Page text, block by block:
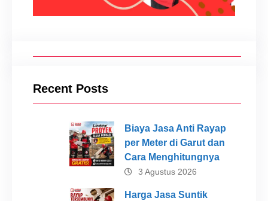
Recent Posts
Biaya Jasa Anti Rayap
per Meter di Garut dan
Cara Menghitungnya
3 Agustus 2026
Harga Jasa Suntik